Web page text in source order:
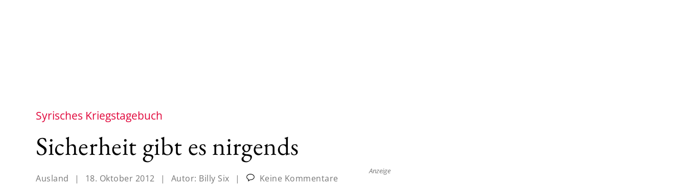
Syrisches Kriegstagebuch
Sicherheit gibt es nirgends
Ausland | 18. Oktober 2012 | Autor: Billy Six |
Keine Kommentare
Anzeige